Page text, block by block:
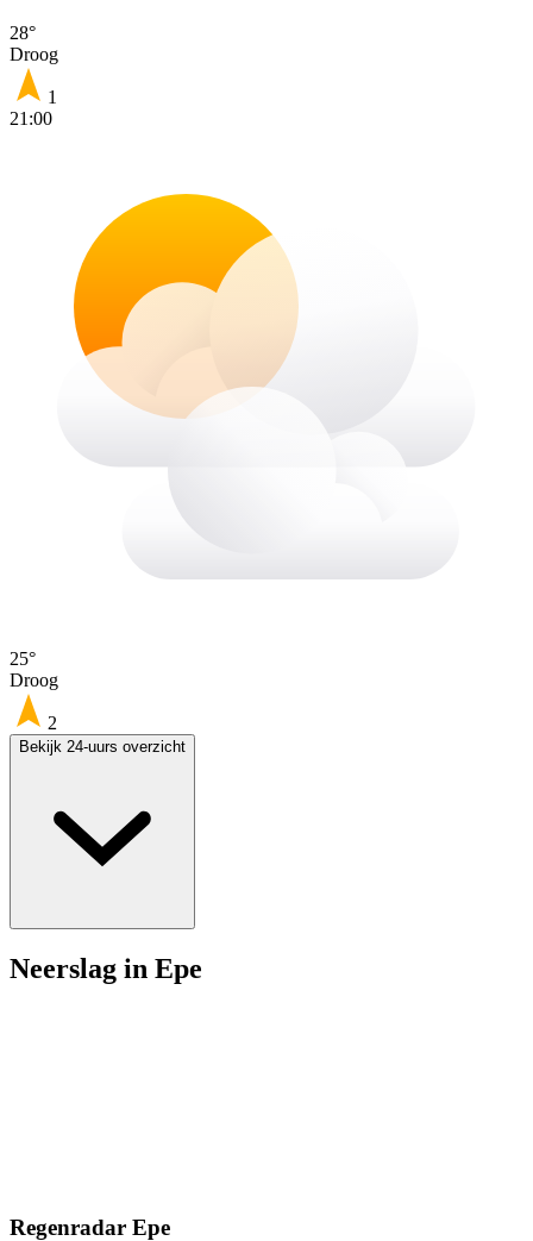
28°
Droog
1
21:00
25°
Droog
2
Bekijk 24-uurs overzicht
Neerslag in Epe
Regenradar Epe